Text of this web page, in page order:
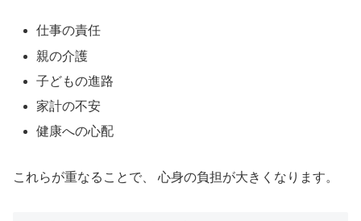
仕事の責任
親の介護
子どもの進路
家計の不安
健康への心配
これらが重なることで、 心身の負担が大きくなります。